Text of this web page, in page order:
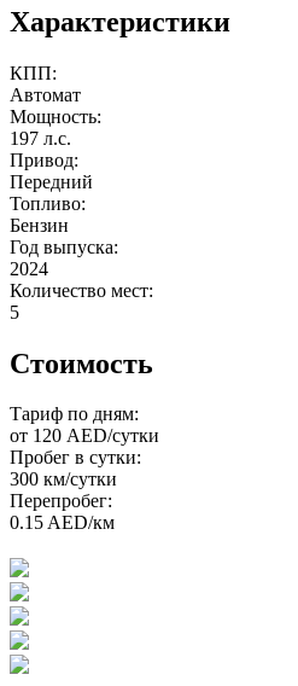
Характеристики
КПП:
Автомат
Мощность:
197 л.с.
Привод:
Передний
Топливо:
Бензин
Год выпуска:
2024
Количество мест:
5
Стоимость
Тариф по дням:
от 120 AED/сутки
Пробег в сутки:
300 км/сутки
Перепробег:
0.15 AED/км